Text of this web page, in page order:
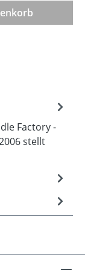
Factory -
stellt